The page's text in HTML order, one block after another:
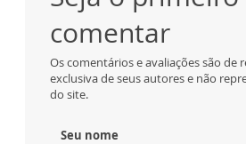
comentar
Os comentários e avaliações são de
exclusiva de seus autores e não
do site.
Seu nome